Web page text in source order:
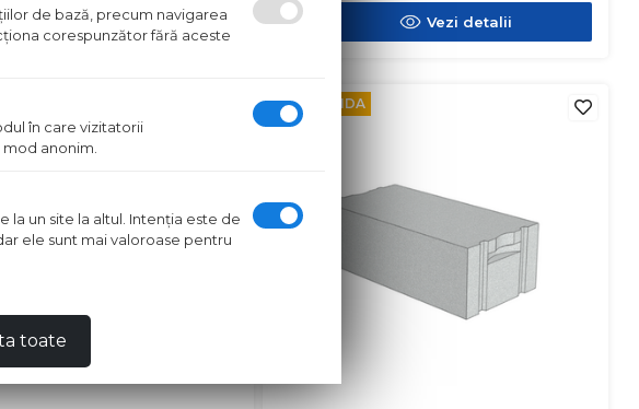
Vezi detalii Vezi detalii
PE COMANDA
de bază, precum navigarea
corespunzător fără aceste
în care vizitatorii
anonim.
un site la altul. Intenţia este de
ele sunt mai valoroase pentru
toate